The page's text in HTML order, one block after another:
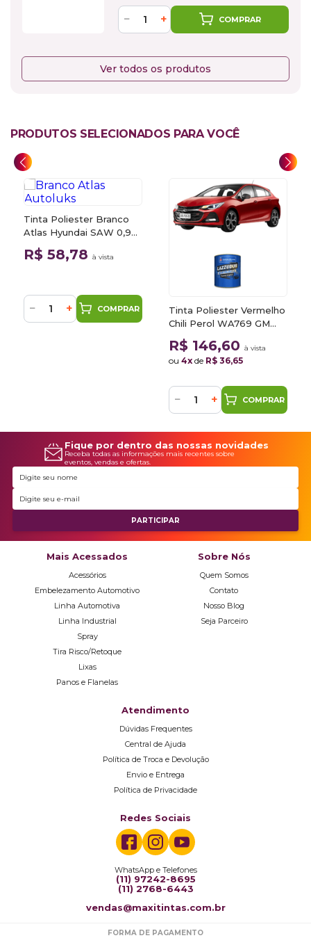
− + COMPRAR
Ver todos os produtos
PRODUTOS SELECIONADOS PARA VOCÊ
Tinta Poliester Branco
Atlas Hyundai SAW 0,9L
Autoluks
R$ 58,78 à vista
− + COMPRAR
Tinta Poliester Vermelho
Chili Perol WA769 GM
0,9L
R$ 146,60 à vista
ou 4x de R$ 36,65
− + COMPRAR
Fique por dentro das nossas novidades
Receba todas as informações mais recentes sobre
eventos, vendas e ofertas.
Mais Acessados
Acessórios
Embelezamento Automotivo
Linha Automotiva
Linha Industrial
Spray
Tira Risco/Retoque
Lixas
Panos e Flanelas
Sobre Nós
Quem Somos
Contato
Nosso Blog
Seja Parceiro
Atendimento
Dúvidas Frequentes
Central de Ajuda
Política de Troca e Devolução
Envio e Entrega
Política de Privacidade
Redes Sociais
WhatsApp e Telefones
(11) 97242-8695
(11) 2768-6443
vendas@maxitintas.com.br
FORMA DE PAGAMENTO